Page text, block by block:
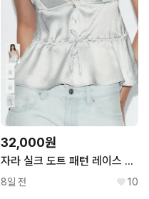
32,000원
자라 실크 도트 패턴 레이스 블라우스
8일 전 10